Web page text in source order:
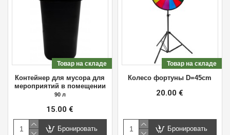
Товар на складе
Контейнер для мусора для
мероприятий в помещении
90 л
15.00 €
Бронировать
Товар на складе
Колесо фортуны D=45cm
20.00 €
Бронировать